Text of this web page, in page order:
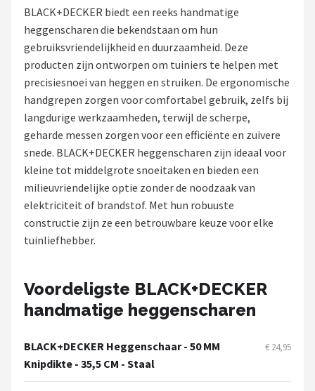
Grastrimmers
Onkruidbranders
Shop
POPULAIRE MERKEN
To the South
GARDENA
Talen Tools
Husqvarna
Bosch
WORX
Einhell
BLACK+DECKER biedt een reeks handmatige
heggenscharen die bekendstaan om hun
gebruiksvriendelijkheid en duurzaamheid. Deze
producten zijn ontworpen om tuiniers te helpen met
precisiesnoei van heggen en struiken. De ergonomische
handgrepen zorgen voor comfortabel gebruik, zelfs bij
langdurige werkzaamheden, terwijl de scherpe,
geharde messen zorgen voor een efficiënte en zuivere
snede. BLACK+DECKER heggenscharen zijn ideaal voor
kleine tot middelgrote snoeitaken en bieden een
milieuvriendelijke optie zonder de noodzaak van
elektriciteit of brandstof. Met hun robuuste
constructie zijn ze een betrouwbare keuze voor elke
tuinliefhebber.
Voordeligste BLACK+DECKER
handmatige heggenscharen
BLACK+DECKER Heggenschaar - 50 MM
Knipdikte - 35,5 CM - Staal
€ 24,95